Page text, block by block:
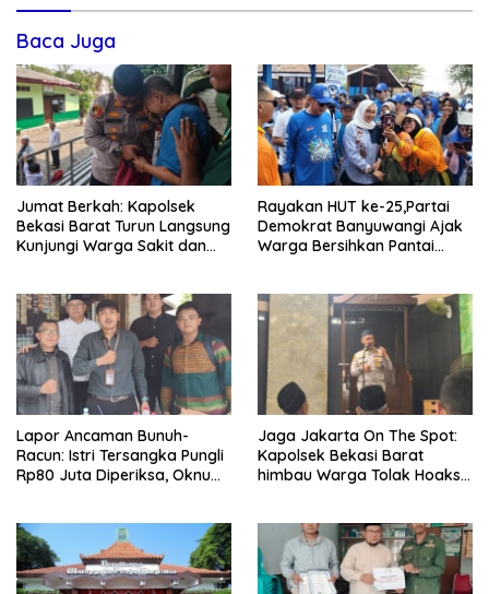
Baca Juga
Jumat Berkah: Kapolsek
Bekasi Barat Turun Langsung
Kunjungi Warga Sakit dan
Rayakan HUT ke-25,Partai
Demokrat Banyuwangi Ajak
Warga Bersihkan Pantai
Lapor Ancaman Bunuh-
Racun: Istri Tersangka Pungli
Rp80 Juta Diperiksa, Oknum
Jaga Jakarta On The Spot:
Kapolsek Bekasi Barat
himbau Warga Tolak Hoaks